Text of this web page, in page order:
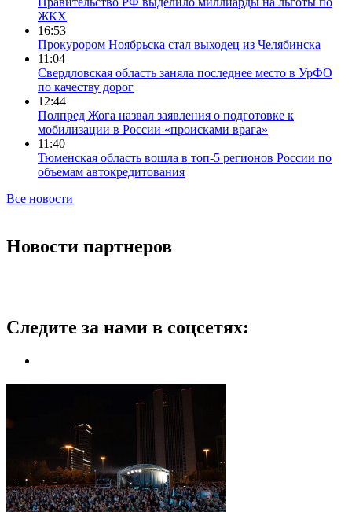
ЖКХ
16:53
Прокурором Ноябрьска стал выходец из Челябинска
11:04
Свердловская область заняла последнее место в УрФО
по качеству дорог
12:44
Полпред Жога назвал заявления о подготовке к
мобилизации в России «происками врага»
11:40
Тюменская область вошла в топ-5 регионов России по
объемам автокредитования
Все новости
Новости партнеров
Следите за нами в соцсетях: